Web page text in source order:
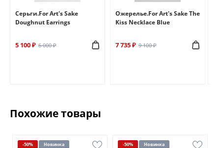
Серьги.For Art's Sake
Doughnut Earrings
5 100 ₽ 6 000 ₽
Ожерелье.For Art's Sake The
Kiss Necklace Blue
7 735 ₽ 9 100 ₽
Похожие товары
-50% Новинка -50% Новинка